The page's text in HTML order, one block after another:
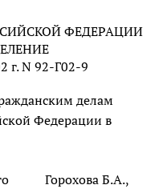
ФЕДЕРАЦИИ
г. N 92-Г02-9
делам
Федерации в
Горохова Б.А.,